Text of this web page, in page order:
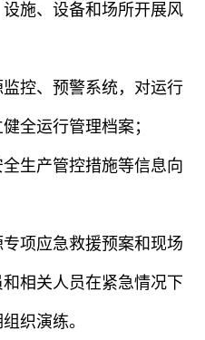
施、设备和场所开展风
控、预警系统，对运行
全运行管理档案；
生产管控措施等信息向
项应急救援预案和现场
相关人员在紧急情况下
织演练。